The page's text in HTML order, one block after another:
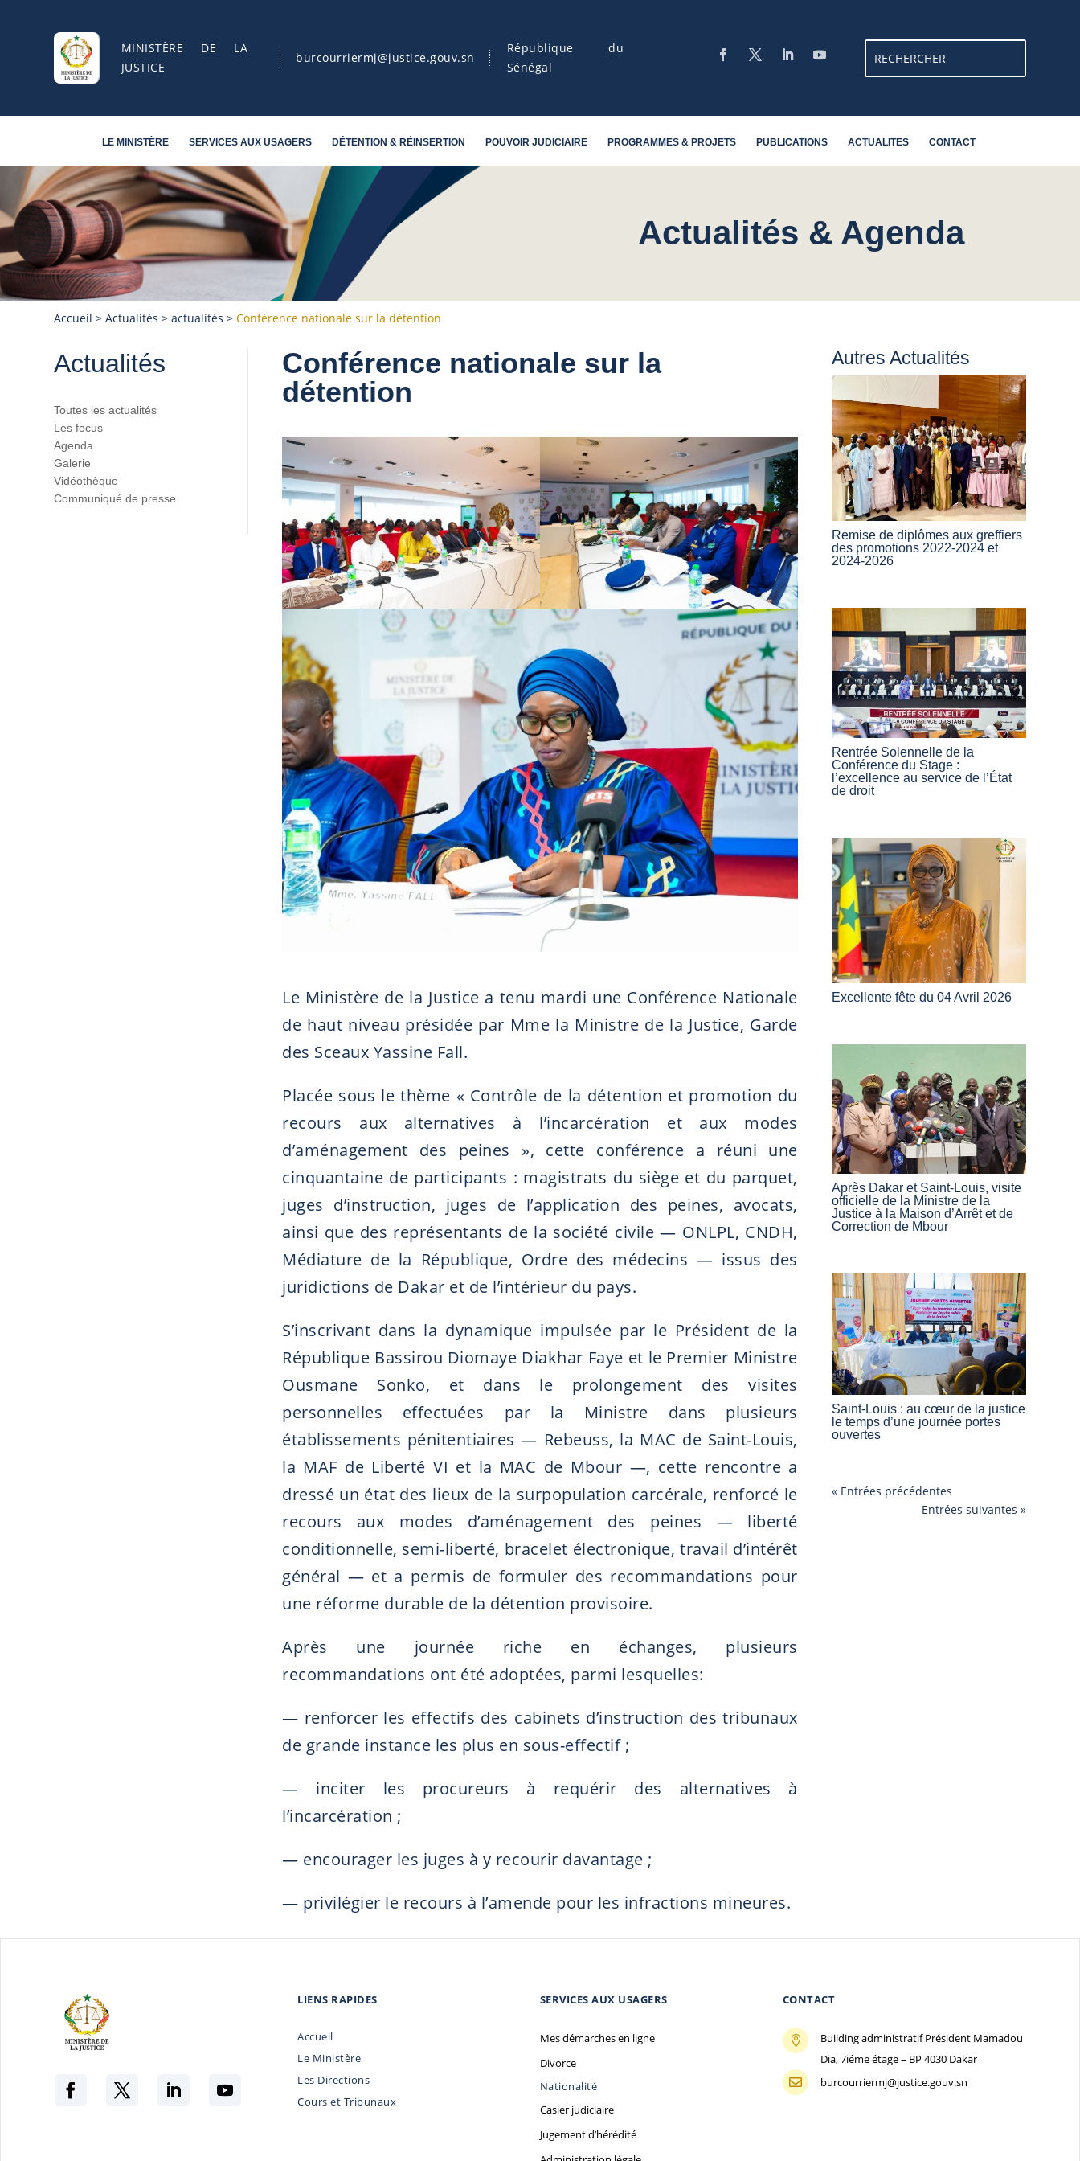
MINISTÈRE DE LA
JUSTICE
burcourriermj@justice.gouv.sn
République du
Sénégal
LE MINISTÈRE SERVICES AUX USAGERS DÉTENTION & RÉINSERTION POUVOIR JUDICIAIRE PROGRAMMES & PROJETS PUBLICATIONS ACTUALITES CONTACT
Actualités & Agenda
Accueil >Actualités >actualités >Conférence nationale sur la détention
Actualités
Toutes les actualités
Les focus
Agenda
Galerie
Vidéothèque
Communiqué de presse
Conférence nationale sur la
détention
Le Ministère de la Justice a tenu mardi une Conférence Nationale
de haut niveau présidée par Mme la Ministre de la Justice, Garde
des Sceaux Yassine Fall.
Placée sous le thème « Contrôle de la détention et promotion du
recours aux alternatives à l’incarcération et aux modes
d’aménagement des peines », cette conférence a réuni une
cinquantaine de participants : magistrats du siège et du parquet,
juges d’instruction, juges de l’application des peines, avocats,
ainsi que des représentants de la société civile — ONLPL, CNDH,
Médiature de la République, Ordre des médecins — issus des
juridictions de Dakar et de l’intérieur du pays.
S’inscrivant dans la dynamique impulsée par le Président de la
République Bassirou Diomaye Diakhar Faye et le Premier Ministre
Ousmane Sonko, et dans le prolongement des visites
personnelles effectuées par la Ministre dans plusieurs
établissements pénitentiaires — Rebeuss, la MAC de Saint-Louis,
la MAF de Liberté VI et la MAC de Mbour —, cette rencontre a
dressé un état des lieux de la surpopulation carcérale, renforcé le
recours aux modes d’aménagement des peines — liberté
conditionnelle, semi-liberté, bracelet électronique, travail d’intérêt
général — et a permis de formuler des recommandations pour
une réforme durable de la détention provisoire.
Après une journée riche en échanges, plusieurs
recommandations ont été adoptées, parmi lesquelles:
— renforcer les effectifs des cabinets d’instruction des tribunaux
de grande instance les plus en sous-effectif ;
— inciter les procureurs à requérir des alternatives à
l’incarcération ;
— encourager les juges à y recourir davantage ;
— privilégier le recours à l’amende pour les infractions mineures.
Autres Actualités
Remise de diplômes aux greffiers
des promotions 2022-2024 et
2024-2026
Rentrée Solennelle de la
Conférence du Stage :
l’excellence au service de l’État
de droit
Excellente fête du 04 Avril 2026
Après Dakar et Saint-Louis, visite
officielle de la Ministre de la
Justice à la Maison d’Arrêt et de
Correction de Mbour
Saint-Louis : au cœur de la justice
le temps d’une journée portes
ouvertes
« Entrées précédentes
Entrées suivantes »
LIENS RAPIDES
Accueil
Le Ministère
Les Directions
Cours et Tribunaux
SERVICES AUX USAGERS
Mes démarches en ligne
Divorce
Nationalité
Casier judiciaire
Jugement d’hérédité
CONTACT

Building administratif Président Mamadou
Dia, 7iéme étage – BP 4030 Dakar
 burcourriermj@justice.gouv.sn